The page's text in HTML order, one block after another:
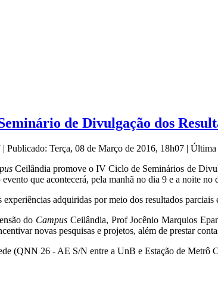
de Divulgação dos
| Publicado: Terça, 08 de Março de 2016, 18h07 | Última
Ceilândia promove o IV Ciclo de Seminários de
que acontecerá, pela manhã no dia 9 e a noite no
adquiridas por meio dos resultados
do Campus Ceilândia, Prof Jocênio Marquios
novas pesquisas e projetos, além de prestar
(QNN 26 - AE S/N entre a UnB e Estação de Metrô